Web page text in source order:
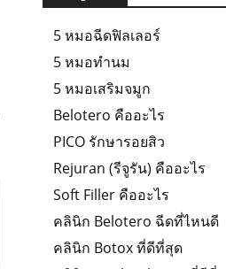
5 หมอฉีดฟิลเลอร์
5 หมอทำนม
5 หมอเสริมจมูก
Belotero คืออะไร
PICO รักษารอยสิว
Rejuran (รีจูรัน) คืออะไร
Soft Filler คืออะไร
คลินิก Belotero ฉีดที่ไหนดี
คลินิก Botox ที่ดีที่สุด